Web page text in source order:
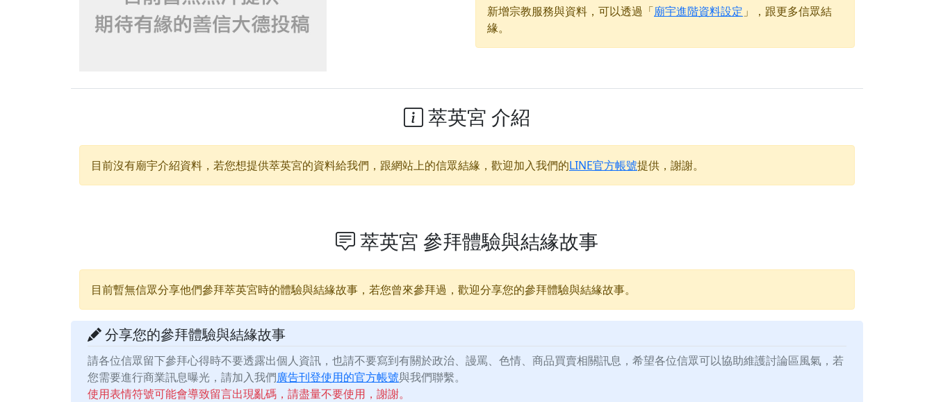
【台北北投 福慶宮】慶讚中元普渡法會，誠摯邀請十方善信大德，一同回到北投土地公埔，祈願闔家平安、地方祥和、福運綿長。
【桃園龜山 慈恩宮】瑤池金母聖誕祝壽盛典，邀請十方善信大德蒞臨參香祝壽，同沐母娘慈光，共祈平安吉祥
【新北八里 紫德宮】父親節奉茶感恩活動，一杯茶，一份心意；一句感謝，一生難忘。
【桃園新屋 深圳玄天宮】農曆七月擴大犒軍科儀，吉祥月不只有普渡祈福，也有一份感謝守護的虔誠心意
【桃園新屋 深圳玄天宮】七娘媽聖誕祝壽慶典，誠摯邀請十方善信大德攜家帶眷前來參香，共同向七娘媽祝壽祈福
歡迎信眾分享您前往廟宇的參拜體驗，推廣您的信仰
新增宗教服務與資料，可以透過「廟宇進階資料設定 」，跟更多信眾結
緣。
萃英宮 介紹
目前沒有廟宇介紹資料，若您想提供萃英宮的資料給我們，跟網站上的信眾結緣，歡迎加入我們的LINE官方帳號提供，謝謝。
萃英宮 參拜體驗與結緣故事
目前暫無信眾分享他們參拜萃英宮時的體驗與結緣故事，若您曾來參拜過，歡迎分享您的參拜體驗與結緣故事。
分享您的參拜體驗與結緣故事
請各位信眾留下參拜心得時不要透露出個人資訊，也請不要寫到有關於政治、謾罵、色情、商品買賣相關訊息，希望各位信眾可以協助維護討論區風氣，若
您需要進行商業訊息曝光，請加入我們廣告刊登使用的官方帳號與我們聯繫。
使用表情符號可能會導致留言出現亂碼，請盡量不要使用，謝謝。